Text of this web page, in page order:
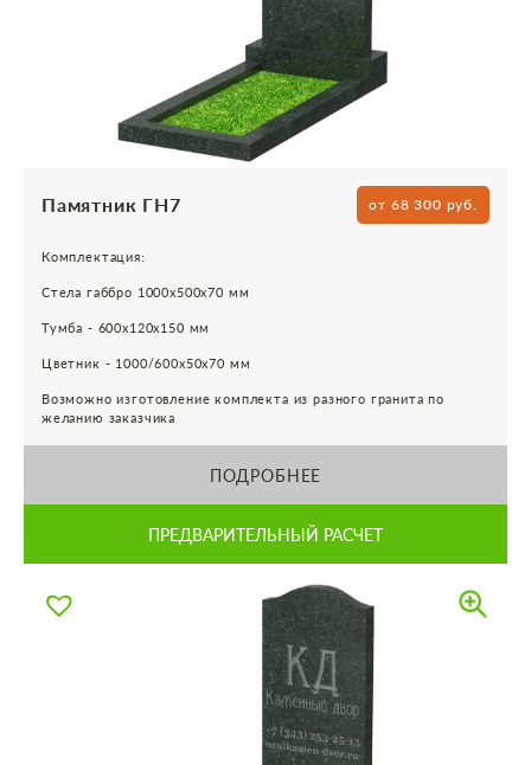
Памятник ГН7 от 68 300 руб.
Комплектация:
Стела габбро 1000х500х70 мм
Тумба - 600х120х150 мм
Цветник - 1000/600х50х70 мм
Возможно изготовление комплекта из разного гранита по
желанию заказчика
ПОДРОБНЕЕ
ПРЕДВАРИТЕЛЬНЫЙ РАСЧЕТ